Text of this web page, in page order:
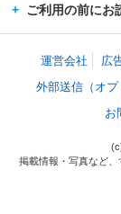
ご利用の前にお
運営会社 広
外部送信（オプ
お
掲載情報・写真など